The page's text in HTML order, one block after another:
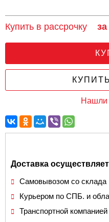
Купить в рассрочку
Нашли
Доставка
Самовывозом со склада
Курьером по СПБ. и
Транспортной компанией